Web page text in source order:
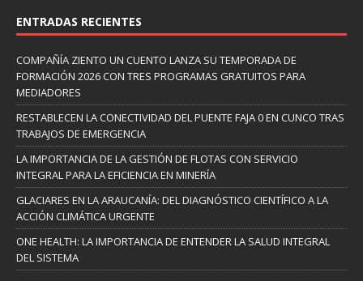
ENTRADAS RECIENTES
COMPAÑÍA ZIENTO UN CUENTO LANZA SU TEMPORADA DE
FORMACIÓN 2026 CON TRES PROGRAMAS GRATUITOS PARA
MEDIADORES
RESTABLECEN LA CONECTIVIDAD DEL PUENTE FAJA 0 EN CUNCO TRAS
TRABAJOS DE EMERGENCIA
LA IMPORTANCIA DE LA GESTIÓN DE FLOTAS CON SERVICIO
INTEGRAL PARA LA EFICIENCIA EN MINERÍA
GLACIARES EN LA ARAUCANÍA: DEL DIAGNÓSTICO CIENTÍFICO A LA
ACCIÓN CLIMÁTICA URGENTE
ONE HEALTH: LA IMPORTANCIA DE ENTENDER LA SALUD INTEGRAL
DEL SISTEMA